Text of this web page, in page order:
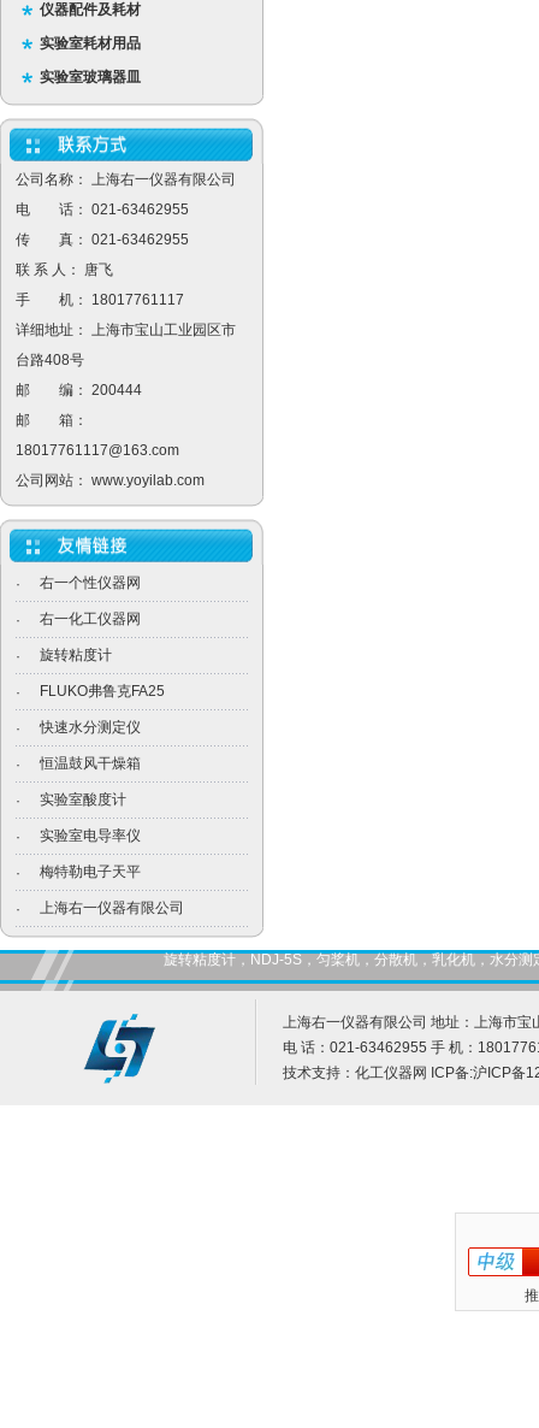
仪器配件及耗材
实验室耗材用品
实验室玻璃器皿
公司名称： 上海右一仪器有限公司
电 话： 021-63462955
传 真： 021-63462955
联 系 人： 唐飞
手 机： 18017761117
详细地址： 上海市宝山工业园区市
台路408号
邮 编： 200444
邮 箱：
18017761117@163.com
公司网站： www.yoyilab.com
· 右一个性仪器网
· 右一化工仪器网
· 旋转粘度计
· FLUKO弗鲁克FA25
· 快速水分测定仪
· 恒温鼓风干燥箱
· 实验室酸度计
· 实验室电导率仪
· 梅特勒电子天平
· 上海右一仪器有限公司
旋转粘度计，NDJ-5S，匀桨机，分散机，乳化机，水分
上海右一仪器有限公司 地址：上海市宝
电 话：021-63462955 手 机：
技术支持： 化工仪器网 ICP备:沪ICP备